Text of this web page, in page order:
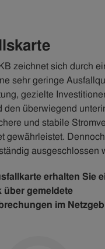
zeichnet sich durch
sehr geringe
gezielte
den überwiegend
und stabile
gewährleistet.
ausgeschlossen
erhalten Sie
über gemeldete
im